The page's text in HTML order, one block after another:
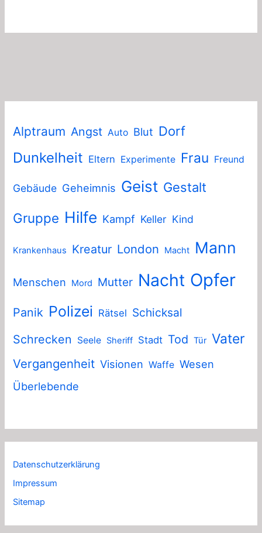
Alptraum Angst Auto Blut Dorf
Dunkelheit Eltern Experimente Frau Freund
Gebäude Geheimnis Geist Gestalt
Gruppe Hilfe Kampf Keller Kind
Krankenhaus Kreatur London Macht Mann
Menschen Mord Mutter Nacht Opfer
Panik Polizei Rätsel Schicksal
Schrecken
Seele Sheriff Stadt Tod Tür Vater
Vergangenheit Visionen Waffe Wesen
Überlebende
Datenschutzerklärung
Impressum
Sitemap